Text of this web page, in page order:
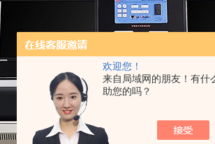
欢迎您！
来自局域网的朋友！有什
助您的吗？